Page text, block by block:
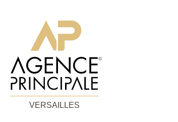
VERSAILLES